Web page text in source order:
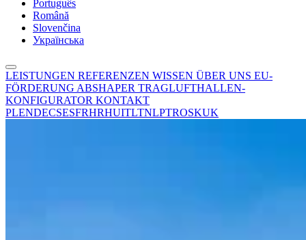
Português
Română
Slovenčina
Українська
LEISTUNGEN REFERENZEN WISSEN ÜBER UNS EU-
FÖRDERUNG ABSHAPER TRAGLUFTHALLEN-
KONFIGURATOR KONTAKT
PLENDECSESFRHRHUITLTNLPTROSKUK